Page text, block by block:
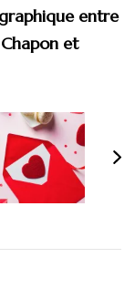
entre
et